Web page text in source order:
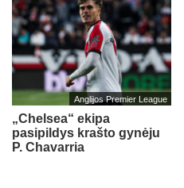
Anglijos Premier League
„Chelsea“ ekipa
pasipildys krašto gynėju
P. Chavarria